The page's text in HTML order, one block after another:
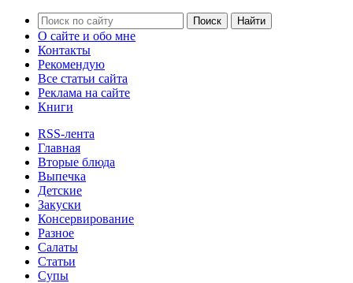
О сайте и обо мне
Контакты
Рекомендую
Все статьи сайта
Реклама на сайте
Книги
RSS-лента
Главная
Вторые блюда
Выпечка
Детские
Закуски
Консервирование
Разное
Салаты
Статьи
Супы